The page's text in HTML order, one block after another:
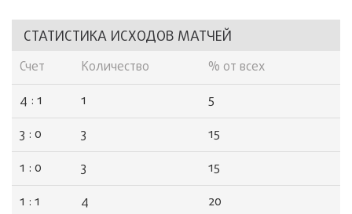
СТАТИСТИКА ИСХОДОВ МАТЧЕЙ
Счет Количество
% от всех
4 : 1
1
5
3 : 0
3
15
1 : 0
3
15
1 : 1
4
20